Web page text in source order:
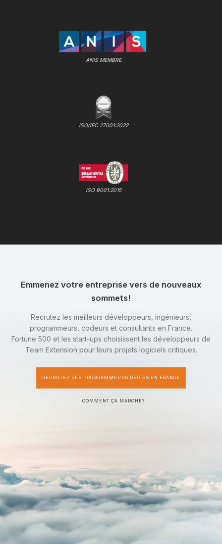
ANIS MEMBRE
ISO/IEC 27001:2022
ISO 9001:2015
Emmenez votre entreprise vers de nouveaux
sommets!
Recrutez les meilleurs développeurs, ingénieurs,
programmeurs, codeurs et consultants en France.
Fortune 500 et les start-ups choisissent les développeurs de
Team Extension pour leurs projets logiciels critiques.
RECRUTEZ DES PROGRAMMEURS DÉDIÉS EN FRANCE
COMMENT ÇA MARCHE?